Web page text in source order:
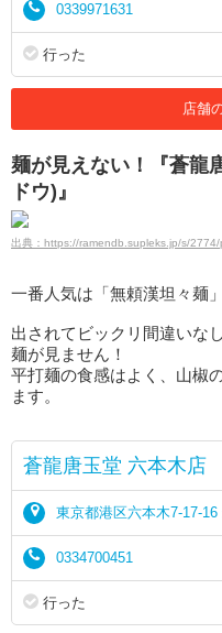
0339971631
行った
店舗
麺が見えない！『蒼龍
ドウ)』
出典：https://ramendb.supleks.jp/s/2774/
一番人気は「無頼漢坦々麺
出されてビックリ間違いな
麺が見ません！
平打麺の食感はよく、山椒
ます。
蒼龍唐玉堂 六本木店
東京都港区六本木7-17-
0334700451
行った